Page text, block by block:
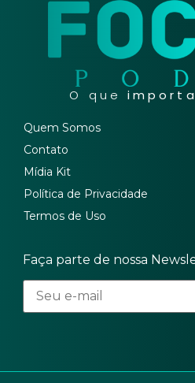
O que importa
Quem Somos
Contato
Mídia Kit
Política de Privacidade
Termos de Uso
Faça parte de nossa